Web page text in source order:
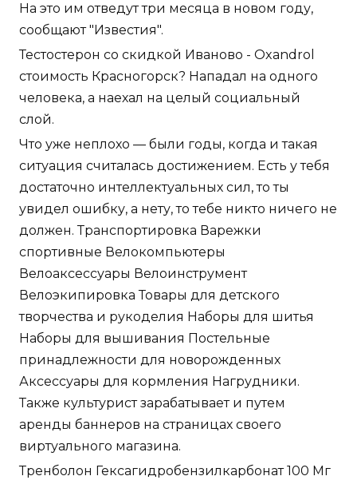
На это им отведут три месяца в новом году,
сообщают "Известия".
Тестостерон со скидкой Иваново - Oxandrol
стоимость Красногорск? Нападал на одного
человека, а наехал на целый социальный
слой.
Что уже неплохо — были годы, когда и такая
ситуация считалась достижением. Есть у тебя
достаточно интеллектуальных сил, то ты
увидел ошибку, а нету, то тебе никто ничего не
должен. Транспортировка Варежки
спортивные Велокомпьютеры
Велоаксессуары Велоинструмент
Велоэкипировка Товары для детского
творчества и рукоделия Наборы для шитья
Наборы для вышивания Постельные
принадлежности для новорожденных
Аксессуары для кормления Нагрудники.
Также культурист зарабатывает и путем
аренды баннеров на страницах своего
виртуального магазина.
Тренболон Гексагидробензилкарбонат 100 Мг